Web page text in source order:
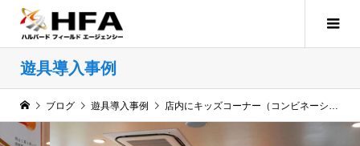
遊具導入事例
ブログ 遊具導入事例 店内にキッズコーナー（コンビネーション遊具）を導入しました！